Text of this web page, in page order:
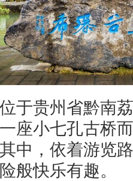
贵州省黔南荔
座小七孔古桥
中，依着游览
般快乐有趣。